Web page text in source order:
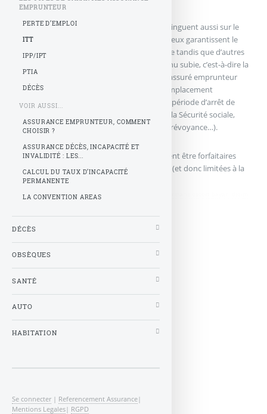
Les contrats « garantie emprunteur » se distinguent aussi sur le
montant pris en charge. La majorité d’entre eux garantissent le
remboursement de l’intégralité de l’échéance tandis que d’autres
ne prennent en charge que la perte de revenu subie, c’est-à-dire la
différence entre le revenu de référence de l’assuré emprunteur
avant son arrêt de travail et le revenu de remplacement
(comprenant les revenus perçus pendant la période d’arrêt de
travail : indemnités journalières versées par la Sécurité sociale,
prestations versées par les organismes de prévoyance…).
Les prestations versées par l’assureur peuvent être forfaitaires
(l’intégralité de l’échéance) ou indemnitaires (et donc limitées à la
perte de revenu subie)
didim escort,marmaris escort
EMPRUNTEUR
PERTE D’EMPLOI
ITT
IPP/IPT
PTIA
DÉCÈS
VOIR AUSSI...
ASSURANCE EMPRUNTEUR, COMMENT
CHOISIR ?
ASSURANCE DÉCÈS, INCAPACITÉ ET
INVALIDITÉ : LES...
CALCUL DU TAUX D’INCAPACITÉ
PERMANENTE
LA CONVENTION AREAS
DÉCÈS
OBSÈQUES
SANTÉ
AUTO
HABITATION
Se connecter | Referencement Assurance|
Mentions Legales| RGPD